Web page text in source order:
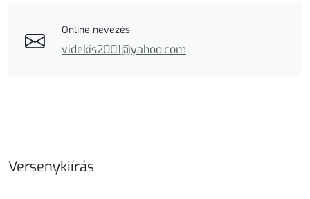
Online nevezés
videkis2001@yahoo.com
Versenykiírás